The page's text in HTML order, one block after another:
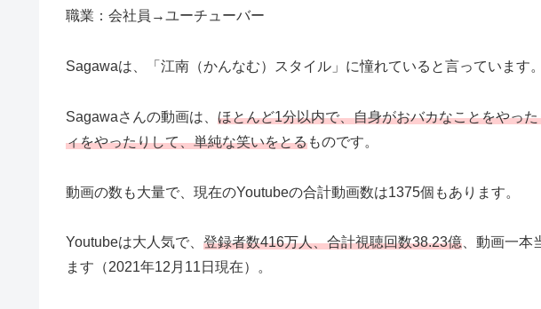
職業：会社員→ユーチューバー
Sagawaは、「江南（かんなむ）スタイル」に憧れていると言っています。
Sagawaさんの動画は、 ほとんど1分以内で、自身がおバカなことをやっ
ィをやったりして、単純な笑いをとるものです。
動画の数も大量で、現在のYoutubeの合計動画数は1375個もあります。
Youtubeは大人気で、 登録者数416万人、合計視聴回数38.23億 、動画一
ます（2021年12月11日現在）。